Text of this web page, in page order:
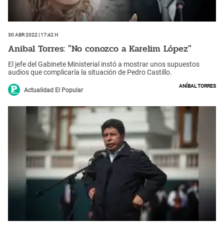
30 Abr 2022 | 17:42 h
Anibal Torres: "No conozco a Karelim López"
El jefe del Gabinete Ministerial instó a mostrar unos supuestos
audios que complicaría la situación de Pedro Castillo.
Actualidad El Popular
Aníbal Torres